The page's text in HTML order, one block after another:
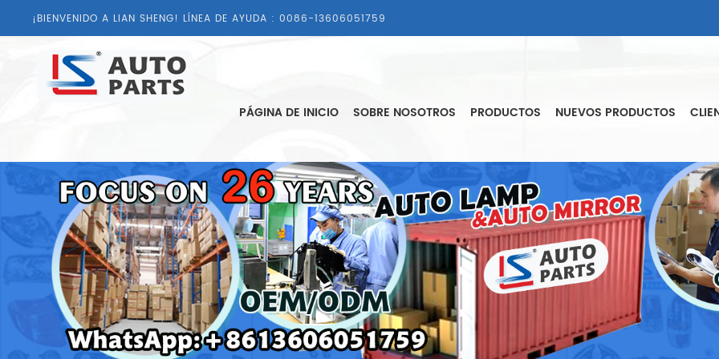
¡BIENVENIDO A LIAN SHENG! LÍNEA DE AYUDA : 0086-13606051759
PÁGINA DE INICIO SOBRE NOSOTROS PRODUCTOS NUEVOS PRODUCTOS